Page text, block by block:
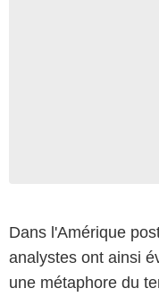
Dans l'Amérique
analystes ont ainsi
une métaphore du